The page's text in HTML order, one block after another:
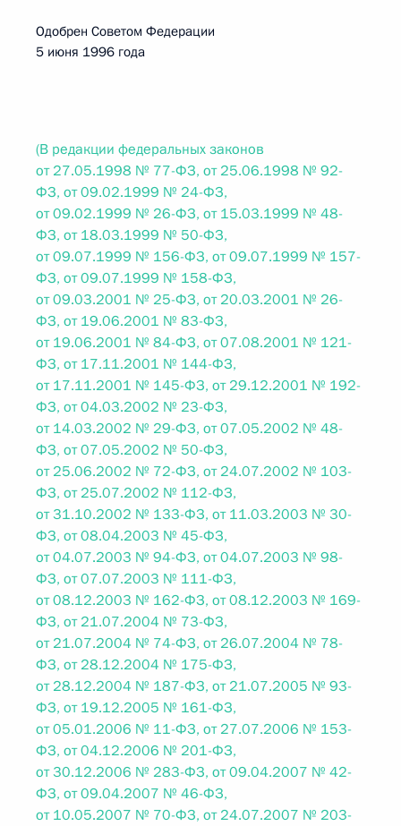
Одобрен Советом Федерации
5 июня 1996 года
(В редакции федеральных законов
от 27.05.1998 № 77-ФЗ, от 25.06.1998 № 92-
ФЗ, от 09.02.1999 № 24-ФЗ,
от 09.02.1999 № 26-ФЗ, от 15.03.1999 № 48-
ФЗ, от 18.03.1999 № 50-ФЗ,
от 09.07.1999 № 156-ФЗ, от 09.07.1999 № 157-
ФЗ, от 09.07.1999 № 158-ФЗ,
от 09.03.2001 № 25-ФЗ, от 20.03.2001 № 26-
ФЗ, от 19.06.2001 № 83-ФЗ,
от 19.06.2001 № 84-ФЗ, от 07.08.2001 № 121-
ФЗ, от 17.11.2001 № 144-ФЗ,
от 17.11.2001 № 145-ФЗ, от 29.12.2001 № 192-
ФЗ, от 04.03.2002 № 23-ФЗ,
от 14.03.2002 № 29-ФЗ, от 07.05.2002 № 48-
ФЗ, от 07.05.2002 № 50-ФЗ,
от 25.06.2002 № 72-ФЗ, от 24.07.2002 № 103-
ФЗ, от 25.07.2002 № 112-ФЗ,
от 31.10.2002 № 133-ФЗ, от 11.03.2003 № 30-
ФЗ, от 08.04.2003 № 45-ФЗ,
от 04.07.2003 № 94-ФЗ, от 04.07.2003 № 98-
ФЗ, от 07.07.2003 № 111-ФЗ,
от 08.12.2003 № 162-ФЗ, от 08.12.2003 № 169-
ФЗ, от 21.07.2004 № 73-ФЗ,
от 21.07.2004 № 74-ФЗ, от 26.07.2004 № 78-
ФЗ, от 28.12.2004 № 175-ФЗ,
от 28.12.2004 № 187-ФЗ, от 21.07.2005 № 93-
ФЗ, от 19.12.2005 № 161-ФЗ,
от 05.01.2006 № 11-ФЗ, от 27.07.2006 № 153-
ФЗ, от 04.12.2006 № 201-ФЗ,
от 30.12.2006 № 283-ФЗ, от 09.04.2007 № 42-
ФЗ, от 09.04.2007 № 46-ФЗ,
от 10.05.2007 № 70-ФЗ, от 24.07.2007 № 203-